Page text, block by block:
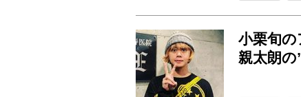
小栗旬の
親太朗